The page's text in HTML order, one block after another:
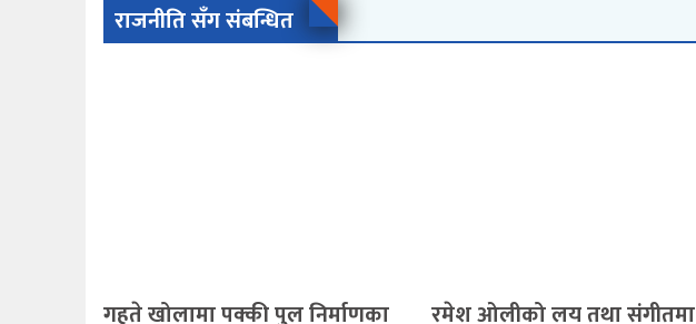
राजनीति सँग संबन्धित
गहते खोलामा पक्की पुल निर्माणका
रमेश ओलीको लय तथा संगीतमा